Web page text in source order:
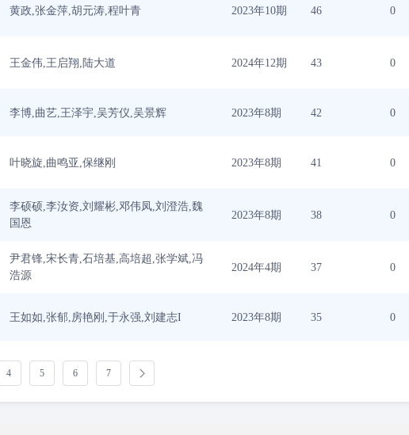
黄政,张金萍,胡元涛,程叶青 2023年10期 46 0
王金伟,王启翔,陆大道 2024年12期 43 0
李博,曲艺,王泽宇,吴芳仪,吴景辉 2023年8期 42 0
叶晓旋,曲鸣亚,保继刚 2023年8期 41 0
李硕硕,李汝资,刘耀彬,邓伟凤,刘澄浩,魏
国恩
2023年8期 38 0
尹君锋,宋长青,石培基,高培超,张学斌,冯
浩源
2024年4期 37 0
王如如,张郁,房艳刚,于永强,刘建志I 2023年8期 35 0
4 5 6 7